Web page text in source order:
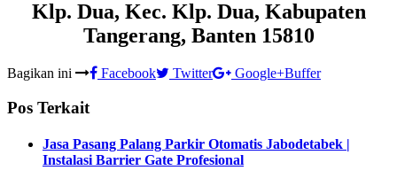
Klp. Dua, Kec. Klp. Dua, Kabupaten
Tangerang, Banten 15810
Bagikan ini Facebook Twitter Google+Buffer
Pos Terkait
Jasa Pasang Palang Parkir Otomatis Jabodetabek |
Instalasi Barrier Gate Profesional